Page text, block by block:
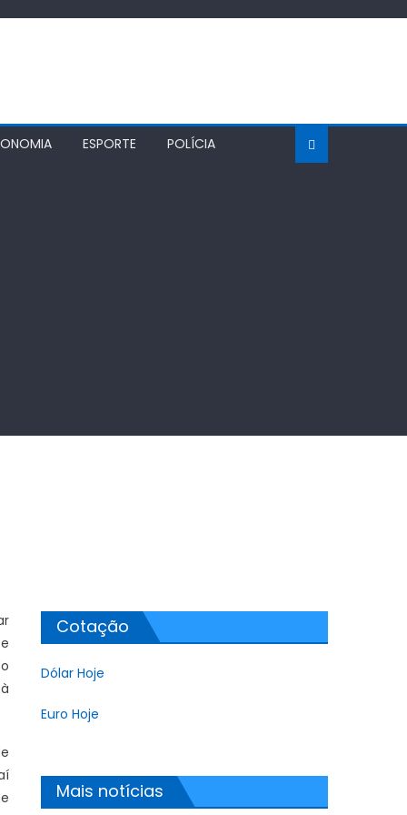
ESPORTE POLÍCIA
Cotação
Dólar Hoje
Euro Hoje
Mais notícias